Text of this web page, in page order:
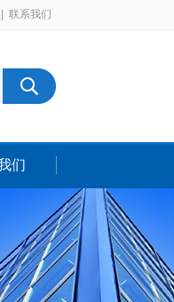
联系我们
们